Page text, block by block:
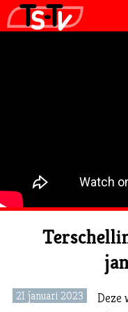
21 januari 2023
Deze